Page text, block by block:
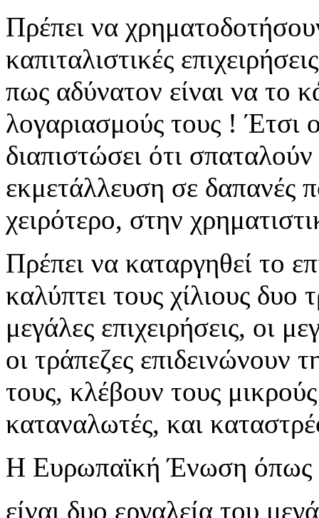
Πρέπει να
καπιταλιστικές
πως αδύνατον είναι να το
λογαριασμούς τους ! Έτσι
διαπιστώσει ότι
εκμετάλλευση σε δαπανές
χειρότερο, στην
Πρέπει να καταργηθεί το
καλύπτει τους χίλιους δυο
μεγάλες επιχειρήσεις, οι
οι τράπεζες επιδεινώνουν
τους, κλέβουν τους
καταναλωτές, και
Η Ευρωπαϊκή Ένωση όπως
είναι δυο εργαλεία του